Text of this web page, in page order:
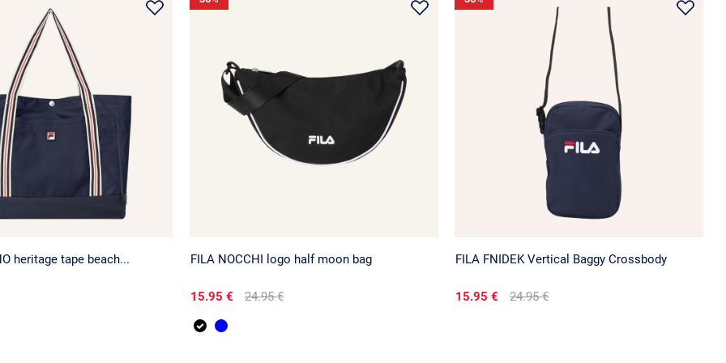
heritage tape beach... FILA NOCCHI logo half moon bag
15.95 € 24.95 €
FILA FNIDEK Vertical Baggy Crossbody
15.95 € 24.95 €